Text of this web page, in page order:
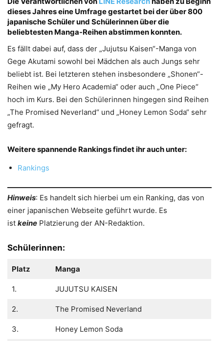
dieses Jahres eine Umfrage gestartet bei der über 800
japanische Schüler und Schülerinnen über die
beliebtesten Manga-Reihen abstimmen konnten.
Es fällt dabei auf, dass der „Jujutsu Kaisen“-Manga von
Gege Akutami sowohl bei Mädchen als auch Jungs sehr
beliebt ist. Bei letzteren stehen insbesondere „Shonen“-
Reihen wie „My Hero Academia“ oder auch „One Piece“
hoch im Kurs. Bei den Schülerinnen hingegen sind Reihen
„The Promised Neverland“ und „Honey Lemon Soda“ sehr
gefragt.
Weitere spannende Rankings findet ihr auch unter:
Rankings
Hinweis: Es handelt sich hierbei um ein Ranking, das von
einer japanischen Webseite geführt wurde. Es
ist keine Platzierung der AN-Redaktion.
Schülerinnen:
Platz Manga
1. JUJUTSU KAISEN
2. The Promised Neverland
3. Honey Lemon Soda